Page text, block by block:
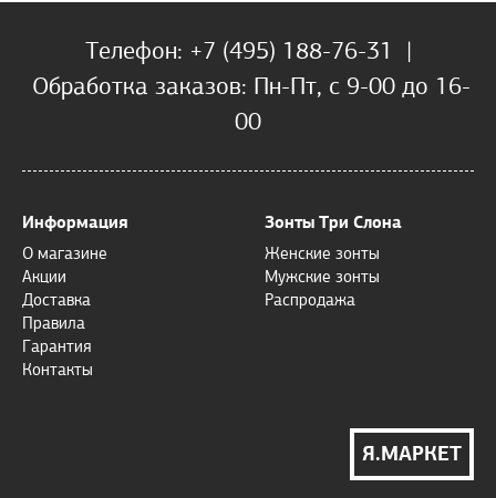
Телефон: +7 (495) 188-76-31 |
Обработка заказов: Пн-Пт, с 9-00 до 16-
00
Информация
О магазине
Акции
Доставка
Правила
Гарантия
Контакты
Зонты Три Слона
Женские зонты
Мужские зонты
Распродажа
Я.МАРКЕТ